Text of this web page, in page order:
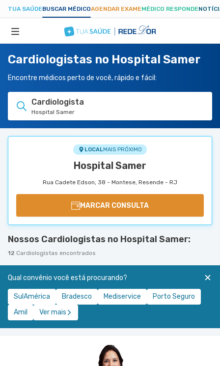
TUA SAÚDEBUSCAR MÉDICOAGENDAR EXAMEMÉDICO RESPONDE
ESPECIALIDADES
HOSPITAIS
TUASAUDE.COM
Cardiologistas no Hospital Samer
Encontre médicos perto de você, rápido e fácil:
Cardiologista
Hospital Samer
LOCALMAIS PRÓXIMO
Hospital Samer
Rua Cadete Edson, 38 - Montese, Resende - RJ
MARCAR CONSULTA
Nossos Cardiologistas no Hospital Samer:
12 Cardiologistas encontrados
Qual convênio você está procurando?
SulAmérica Bradesco Mediservice
Porto Seguro
Amil
Ver mais